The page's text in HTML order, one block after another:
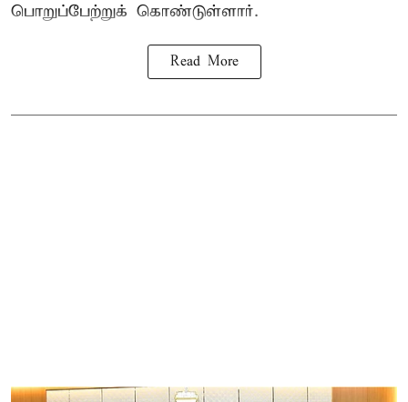
பொறுப்பேற்றுக் கொண்டுள்ளார்.
Read More